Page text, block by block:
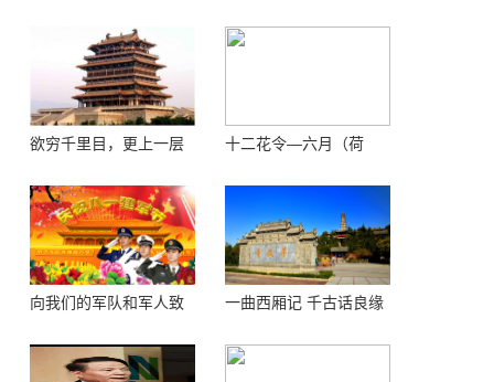
欲穷千里目，更上一层
十二花令—六月（荷
向我们的军队和军人致
一曲西厢记 千古话良缘